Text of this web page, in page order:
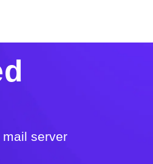
mail server